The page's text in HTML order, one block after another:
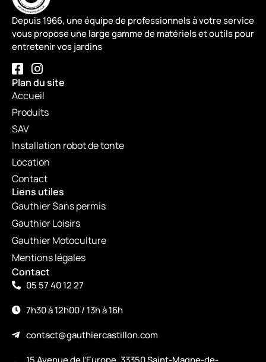
Depuis 1966, une équipe de professionnels à votre service
vous propose une large gamme de matériels et outils pour
entretenir vos jardins
Plan du site
Accueil
Produits
SAV
Installation robot de tonte
Location
Contact
Liens utiles
Gauthier Sans permis
Gauthier Loisirs
Gauthier Motoculture
Mentions légales
Contact
05 57 40 12 27
7h30 à 12h00 / 13h à 16h
contact@gauthiercastillon.com